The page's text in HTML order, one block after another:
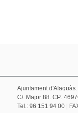
Ajuntament d'Alaquàs.
C/. Major 88. CP:
Tel.: 96 151 94 00 |